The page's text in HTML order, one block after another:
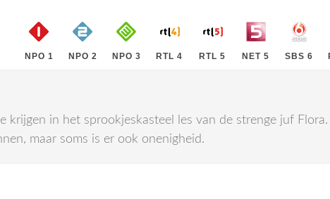
NPO 1 NPO 2 NPO 3 RTL 4 RTL 5 NET 5 SBS 6
krijgen in het sprookjeskasteel les van de strenge juf
maar soms is er ook onenigheid.